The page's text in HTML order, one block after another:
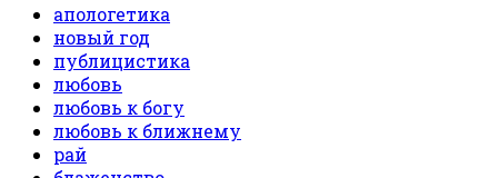
апологетика
новый год
публицистика
любовь
любовь к богу
любовь к ближнему
рай